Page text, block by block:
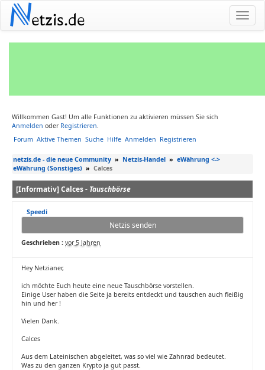
Netzis.de
Willkommen Gast! Um alle Funktionen zu aktivieren müssen Sie sich
Anmelden oder Registrieren.
Forum Aktive Themen Suche Hilfe Anmelden Registrieren
netzis.de - die neue Community » Netzis-Handel » eWährung <->
eWährung (Sonstiges) » Calces
[Informativ] Calces - Tauschbörse
Speedi
Netzis senden
Geschrieben : vor 5 Jahren
Hey Netzianer,
ich möchte Euch heute eine neue Tauschbörse vorstellen.
Einige User haben die Seite ja bereits entdeckt und tauschen auch fleißig
hin und her !
Vielen Dank.
Calces
Aus dem Lateinischen abgeleitet, was so viel wie Zahnrad bedeutet.
Was zu den ganzen Krypto ja gut passt.